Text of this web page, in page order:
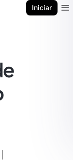
Iniciar